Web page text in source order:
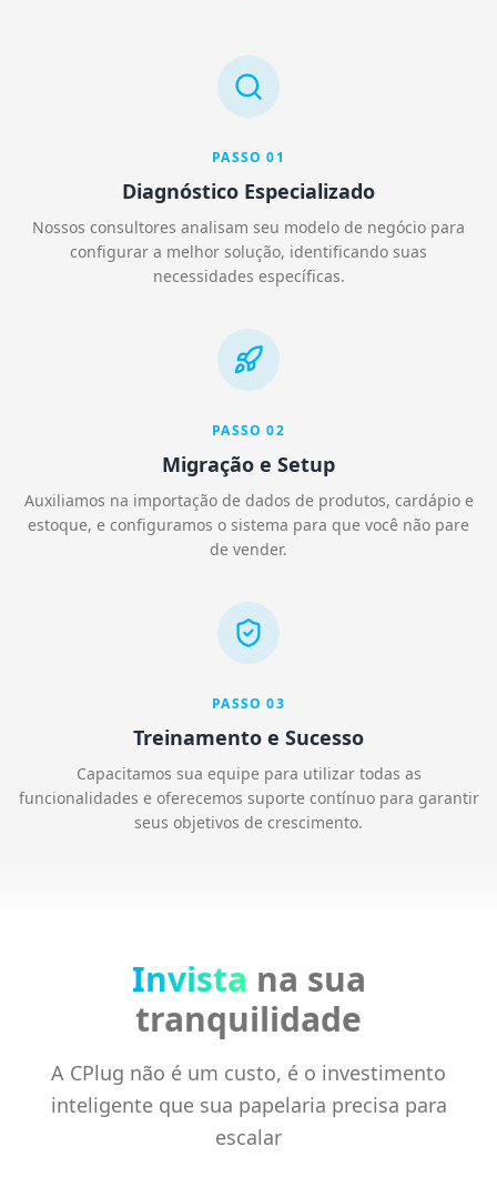
PASSO01
Diagnóstico Especializado
Nossos consultores analisam seu modelo de negócio para
configurar a melhor solução, identificando suas
necessidades específicas.
PASSO02
Migração e Setup
Auxiliamos na importação de dados de produtos, cardápio e
estoque, e configuramos o sistema para que você não pare
de vender.
PASSO03
Treinamento e Sucesso
Capacitamos sua equipe para utilizar todas as
funcionalidades e oferecemos suporte contínuo para garantir
seus objetivos de crescimento.
Invista na sua
tranquilidade
A CPlug não é um custo, é o investimento
inteligente que sua papelaria precisa para
escalar